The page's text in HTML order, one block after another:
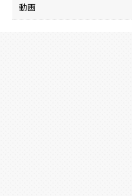
動画